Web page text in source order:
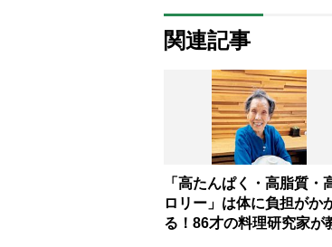
関連記事
「高たんぱく・高脂質・
ロリー」は体に負担がか
る！86才の料理研究家が